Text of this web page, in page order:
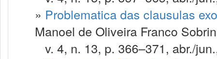
» Problematica das clausulas
Manoel de Oliveira Franco
v. 4, n. 13, p. 366–371, abr./